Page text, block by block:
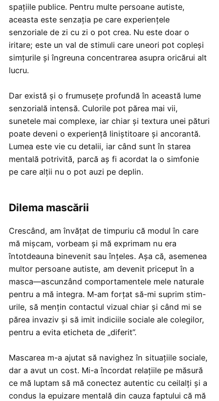
spațiile publice. Pentru multe persoane autiste,
aceasta este senzația pe care experiențele
senzoriale de zi cu zi o pot crea. Nu este doar o
iritare; este un val de stimuli care uneori pot copleși
simțurile și îngreuna concentrarea asupra oricărui alt
lucru.
Dar există și o frumusețe profundă în această lume
senzorială intensă. Culorile pot părea mai vii,
sunetele mai complexe, iar chiar și textura unei pături
poate deveni o experiență liniștitoare și ancorantă.
Lumea este vie cu detalii, iar când sunt în starea
mentală potrivită, parcă aș fi acordat la o simfonie
pe care alții nu o pot auzi pe deplin.
Dilema mascării
Crescând, am învățat de timpuriu că modul în care
mă mișcam, vorbeam și mă exprimam nu era
întotdeauna binevenit sau înțeles. Așa că, asemenea
multor persoane autiste, am devenit priceput în a
masca—ascunzând comportamentele mele naturale
pentru a mă integra. M-am forțat să-mi suprim stim-
urile, să mențin contactul vizual chiar și când mi se
părea invaziv și să imit indiciile sociale ale colegilor,
pentru a evita eticheta de „diferit”.
Mascarea m-a ajutat să navighez în situațiile sociale,
dar a avut un cost. Mi-a încordat relațiile pe măsură
ce mă luptam să mă conectez autentic cu ceilalți și a
condus la epuizare mentală din cauza faptului că mă